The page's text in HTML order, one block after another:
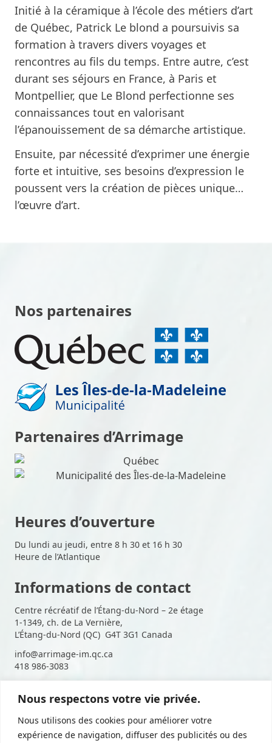
Nous respectons votre vie privée.
Nous utilisons des cookies pour améliorer votre
expérience de navigation, diffuser des publicités ou des
Initié à la céramique à l’école des métiers d’art
de Québec, Patrick Le blond a poursuivis sa
formation à travers divers voyages et
rencontres au fils du temps. Entre autre, c’est
durant ses séjours en France, à Paris et
Montpellier, que Le Blond perfectionne ses
connaissances tout en valorisant
l’épanouissement de sa démarche artistique.
Ensuite, par nécessité d’exprimer une énergie
forte et intuitive, ses besoins d’expression le
poussent vers la création de pièces unique…
l’œuvre d’art.
Nos partenaires
Partenaires d’Arrimage
Heures d’ouverture
Du lundi au jeudi, entre 8 h 30 et 16 h 30
Heure de l’Atlantique
Informations de contact
Centre récréatif de l’Étang-du-Nord – 2e étage
1-1349, ch. de La Vernière,
L’Étang-du-Nord (QC) G4T 3G1 Canada
info@arrimage-im.qc.ca
418 986-3083
Suivez-nous sur les médias
sociaux